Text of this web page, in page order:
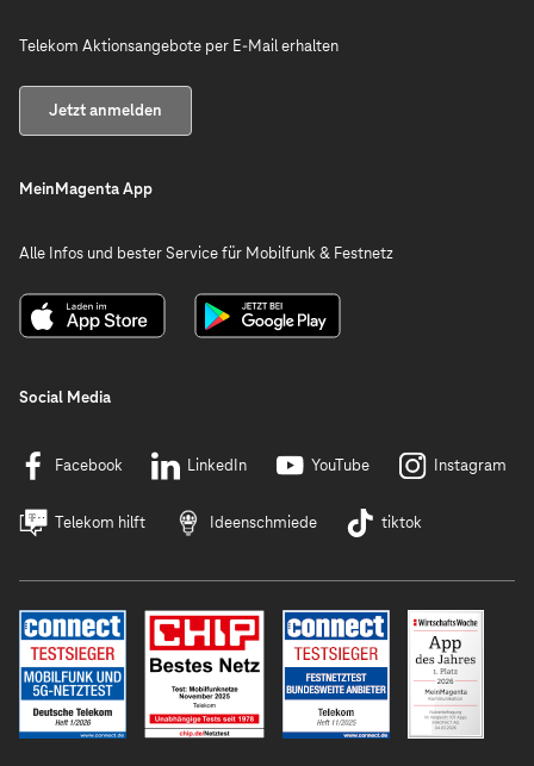
Telekom Aktionsangebote per E-Mail erhalten
Jetzt anmelden
MeinMagenta App
Alle Infos und bester Service für Mobilfunk & Festnetz
Social Media
Facebook LinkedIn YouTube Instagram
Telekom hilft Ideenschmiede tiktok